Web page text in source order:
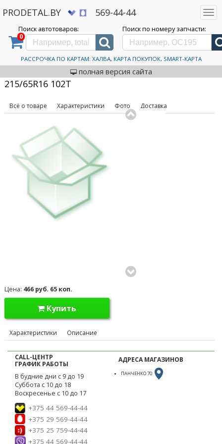
PRODETAL.BY 569-44-44
Поиск автотоваров:
0
Поиск по номеру запчасти:
РАССРОЧКА ПО КАРТАМ: ХАЛВА, КАРТА ПОКУПОК, SMART-КАРТА
полная версия сайта
Дискаунтер автозапчастей PRODETAL.BY > Каталог автотоваров > Шины > Ikon
Tyres > Character Ice 8 SUV 215/65R16 102T
Автошины Ikon Tyres
Character Ice 8 SUV
215/65R16 102T
код товара: 631791
Всё о товаре Характеристики Фото Доставка
Цена: 466 руб. 65 коп.
Купить
Характеристики Описание
CALL-ЦЕНТР
ГРАФИК РАБОТЫ
В будние дни с 9 до 19
Суббота с 10 до 18
Воскресенье с 10 до 17
+375 44 569-44-44
+375 29 569-44-44
+375 25 759-44-44
+375 44 569-44-44
АДРЕСА МАГАЗИНОВ
ПАНЧЕНКО 70